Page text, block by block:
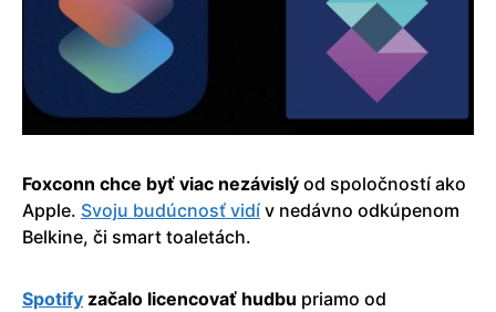
Foxconn chce byť viac nezávislý od spoločností ako
Apple. Svoju budúcnosť vidív nedávno odkúpenom
Belkine, či smart toaletách.
Spotify začalo licencovať hudbu priamo od